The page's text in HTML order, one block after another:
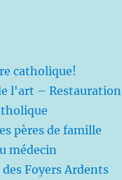
catholique!
l'art – Restauration
pères de famille
médecin
Foyers Ardents